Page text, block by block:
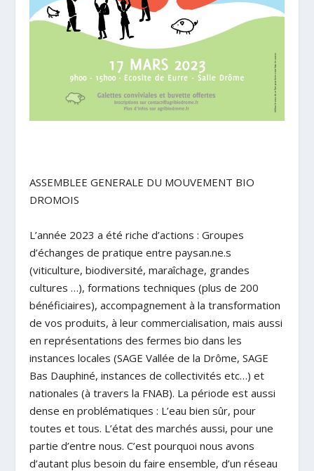
ASSEMBLEE GENERALE DU MOUVEMENT BIO
DROMOIS
L’année 2023 a été riche d’actions : Groupes
d’échanges de pratique entre paysan.ne.s
(viticulture, biodiversité, maraîchage, grandes
cultures …), formations techniques (plus de 200
bénéficiaires), accompagnement à la transformation
de vos produits, à leur commercialisation, mais aussi
en représentations des fermes bio dans les
instances locales (SAGE Vallée de la Drôme, SAGE
Bas Dauphiné, instances de collectivités etc…) et
nationales (à travers la FNAB). La période est aussi
dense en problématiques : L’eau bien sûr, pour
toutes et tous. L’état des marchés aussi, pour une
partie d’entre nous.C’est pourquoi nous avons
d’autant plus besoin du faire ensemble, d’un réseau